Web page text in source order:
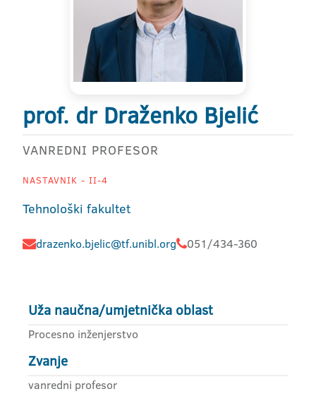
prof. dr Draženko Bjelić
VANREDNI PROFESOR
NASTAVNIK - II-4
Tehnološki fakultet
drazenko.bjelic@tf.unibl.org 051/434-360
Uža naučna/umjetnička oblast
Procesno inženjerstvo
Zvanje
vanredni profesor